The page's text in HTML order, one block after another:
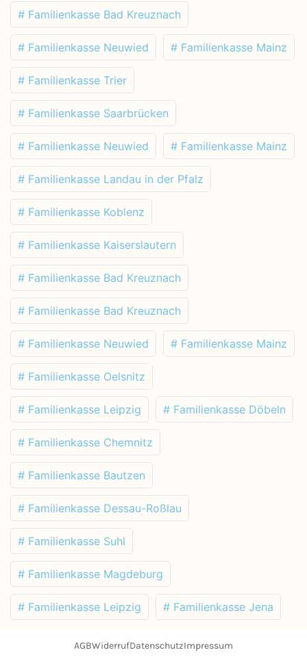
# Familienkasse Bad Kreuznach
# Familienkasse Neuwied # Familienkasse Mainz
# Familienkasse Trier
# Familienkasse Saarbrücken
# Familienkasse Neuwied # Familienkasse Mainz
# Familienkasse Landau in der Pfalz
# Familienkasse Koblenz
# Familienkasse Kaiserslautern
# Familienkasse Bad Kreuznach
# Familienkasse Bad Kreuznach
# Familienkasse Neuwied # Familienkasse Mainz
# Familienkasse Oelsnitz
# Familienkasse Leipzig # Familienkasse Döbeln
# Familienkasse Chemnitz
# Familienkasse Bautzen
# Familienkasse Dessau-Roßlau
# Familienkasse Suhl
# Familienkasse Magdeburg
# Familienkasse Leipzig # Familienkasse Jena
AGBWiderrufDatenschutzImpressum